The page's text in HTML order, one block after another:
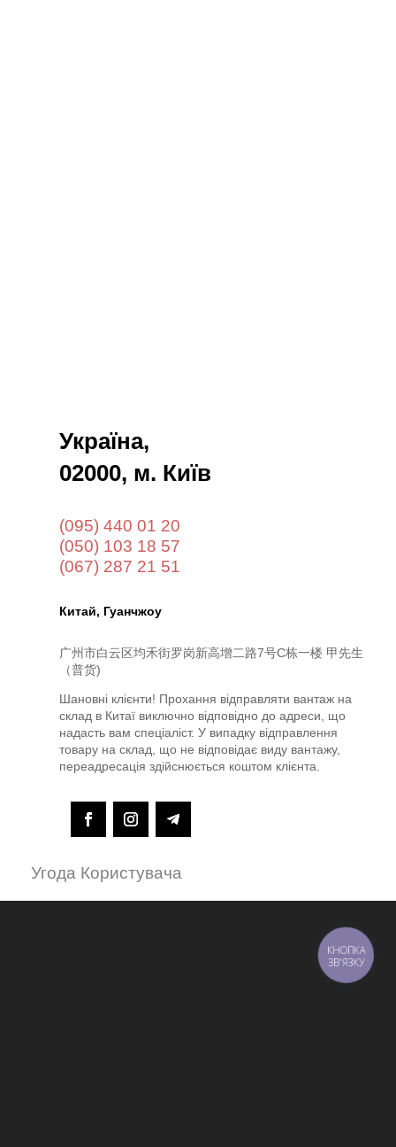
Україна,
02000, м. Київ
(095) 440 01 20
(050) 103 18 57
(067) 287 21 51
Китай, Гуанчжоу
广州市白云区均禾街罗岗新高增二路7号C栋一楼 甲先生
（普货)
Шановні клієнти! Прохання відправляти вантаж на
склад в Китаї виключно відповідно до адреси, що
надасть вам спеціаліст. У випадку відправлення
товару на склад, що не відповідає виду вантажу,
переадресація здійснюється коштом клієнта.
Угода Користувача
КНОПКА
ЗВ'ЯЗКУ